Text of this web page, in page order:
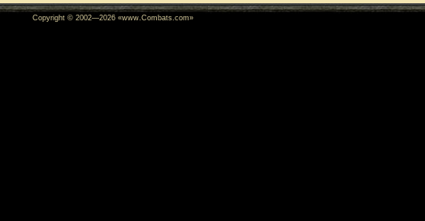
Copyright © 2002—2026«www.Combats.com»